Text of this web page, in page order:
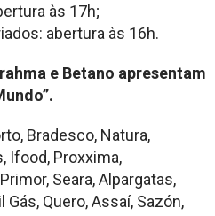
às 17h;
abertura às 16h.
e Betano apresentam
Bradesco, Natura,
Ifood, Proxxima,
Seara, Alpargatas,
Gás, Quero, Assaí, Sazón,